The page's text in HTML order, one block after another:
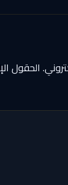
الحقول